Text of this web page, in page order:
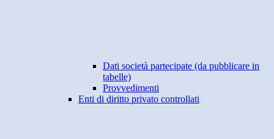
Dati società partecipate (da pubblicare in
tabelle)
Provvedimenti
Enti di diritto privato controllati